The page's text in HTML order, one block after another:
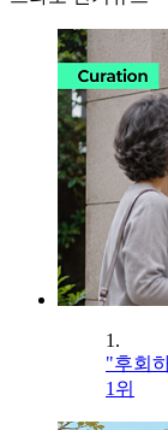
1.
"후회
1위